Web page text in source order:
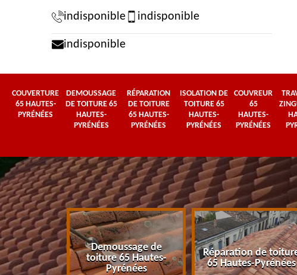
indisponible indisponible
indisponible
COUVERTURE
65 HAUTES-
PYRÉNÉES
DEMOUSSAGE
DE TOITURE 65
HAUTES-
PYRÉNÉES
RÉPARATION
DE TOITURE
65 HAUTES-
PYRÉNÉES
ISOLATION DE
TOITURE 65
HAUTES-
PYRÉNÉES
COUVREUR
65
HAUTES-
PYRÉNÉES
Hautes-
Demoussage de
toiture 65 Hautes-
Pyrénées
Réparation de
65 Hautes-Pyrénées